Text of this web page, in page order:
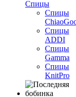
Спицы
Спицы
Спицы
ADDI
Спицы
Gamma
Спицы
KnitPro